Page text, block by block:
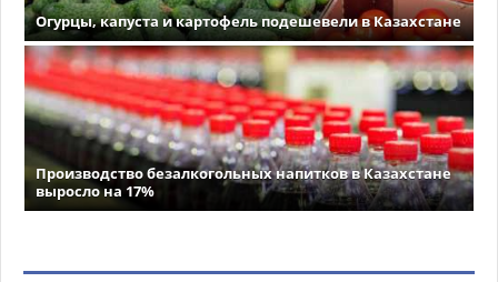
Огурцы, капуста и картофель подешевели в Казахстане
Производство безалкогольных напитков в Казахстане
выросло на 17%